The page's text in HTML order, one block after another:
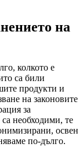
на
колкото е
са били
продукти и
на законовите
за
необходими, те
освен
по-дълго.